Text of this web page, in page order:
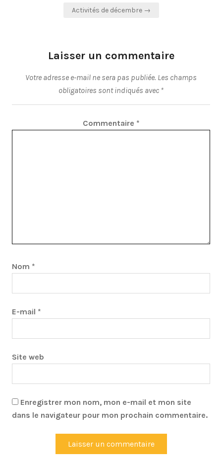
Activités de décembre →
Laisser un commentaire
Votre adresse e-mail ne sera pas publiée. Les champs
obligatoires sont indiqués avec *
Commentaire *
Nom *
E-mail *
Site web
Enregistrer mon nom, mon e-mail et mon site
dans le navigateur pour mon prochain commentaire.